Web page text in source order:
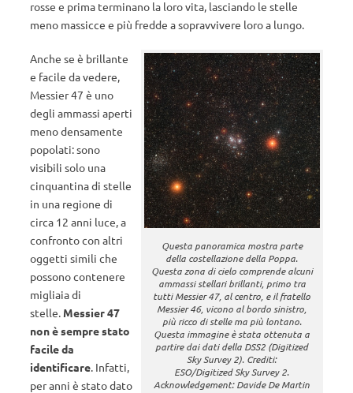
rosse e prima terminano la loro vita, lasciando le stelle
meno massicce e più fredde a sopravvivere loro a lungo.
Questa panoramica mostra parte
della costellazione della Poppa.
Questa zona di cielo comprende alcuni
ammassi stellari brillanti, primo tra
tutti Messier 47, al centro, e il fratello
Messier 46, vicono al bordo sinistro,
più ricco di stelle ma più lontano.
Questa immagine è stata ottenuta a
partire dai dati della DSS2 (Digitized
Sky Survey 2). Crediti:
ESO/Digitized Sky Survey 2.
Acknowledgement: Davide De Martin
Anche se è brillante
e facile da vedere,
Messier 47 è uno
degli ammassi aperti
meno densamente
popolati: sono
visibili solo una
cinquantina di stelle
in una regione di
circa 12 anni luce, a
confronto con altri
oggetti simili che
possono contenere
migliaia di
stelle. Messier 47
non è sempre stato
facile da
identificare. Infatti,
per anni è stato dato